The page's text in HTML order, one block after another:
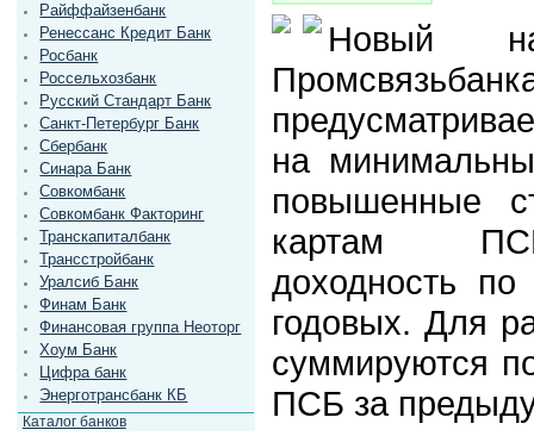
Райффайзенбанк
Ренессанс Кредит Банк
Росбанк
Россельхозбанк
Русский Стандарт Банк
Санкт-Петербург Банк
Сбербанк
Синара Банк
Совкомбанк
Совкомбанк Факторинг
Транскапиталбанк
Трансстройбанк
Уралсиб Банк
Финам Банк
Финансовая группа Неоторг
Хоум Банк
Цифра банк
Энерготрансбанк КБ
Каталог банков
Новый
на
повышенные
картам
доходность по
годовых. Для
суммируются
ПСБ за